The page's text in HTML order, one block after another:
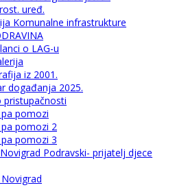
uređ.
Komunalne infrastrukture
o LAG-u
iz 2001.
događanja 2025.
pristupačnosti
pomozi
pomozi 2
pomozi 3
Podravski- prijatelj djece